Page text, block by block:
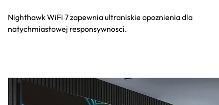
Nighthawk WiFi 7 zapewnia ultraniskie opoznienia dla
natychmiastowej responsywnosci.